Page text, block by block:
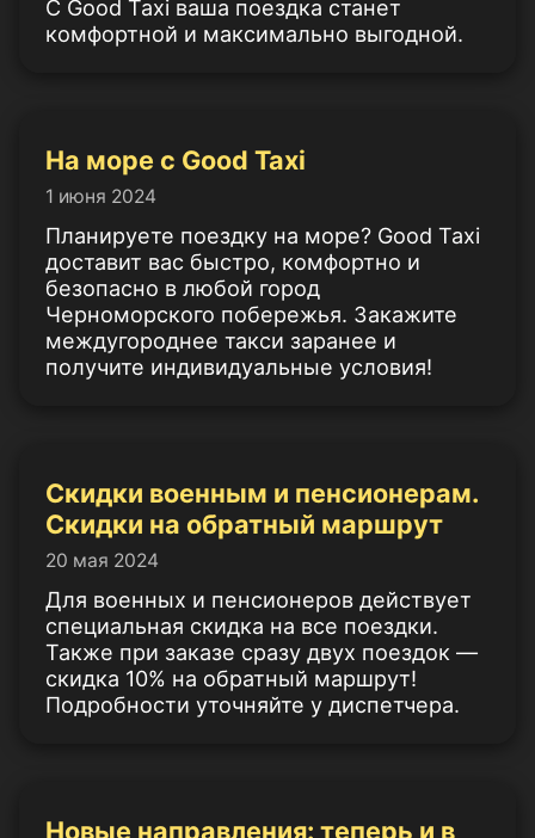
С Good Taxi ваша поездка станет
комфортной и максимально выгодной.
На море с Good Taxi
1 июня 2024
Планируете поездку на море? Good Taxi
доставит вас быстро, комфортно и
безопасно в любой город
Черноморского побережья. Закажите
междугороднее такси заранее и
получите индивидуальные условия!
Скидки военным и пенсионерам.
Скидки на обратный маршрут
20 мая 2024
Для военных и пенсионеров действует
специальная скидка на все поездки.
Также при заказе сразу двух поездок —
скидка 10% на обратный маршрут!
Подробности уточняйте у диспетчера.
Новые направления: теперь и в